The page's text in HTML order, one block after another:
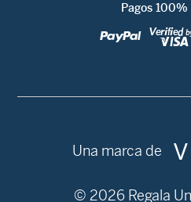
Pagos
© 2026 Regala
Una marca de